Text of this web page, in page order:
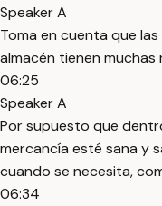
Speaker A
Toma en cuenta que
almacén tienen muchas
06:25
Speaker A
Por supuesto que
mercancía esté sana y
cuando se necesita,
06:34